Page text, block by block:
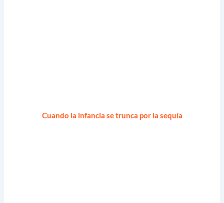
Cuando la infancia se trunca por la sequía